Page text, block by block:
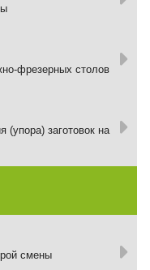
фрезерных столов
заготовок на
смены